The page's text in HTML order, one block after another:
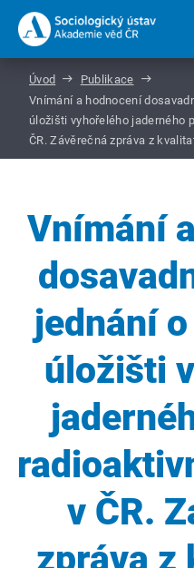
Úvod
Publikace
Vnímání a hodnocení
úložišti vyhořelého jaderného
ČR. Závěrečná zpráva z
Vnímání
jednání
úložišti
v ČR.
zpráva z